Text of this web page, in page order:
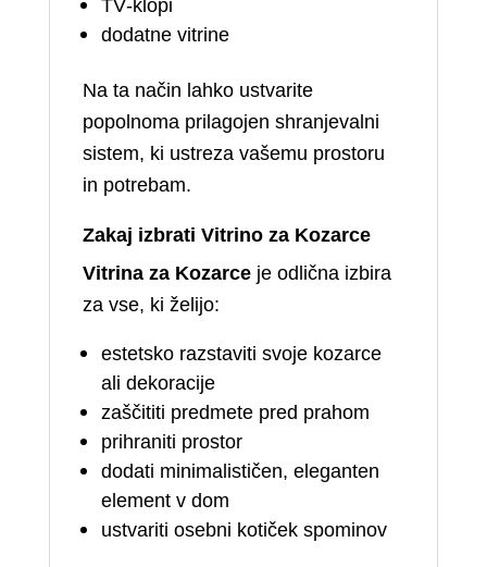
TV‑klopi
dodatne vitrine
Na ta način lahko ustvarite
popolnoma prilagojen shranjevalni
sistem, ki ustreza vašemu prostoru
in potrebam.
Zakaj izbrati Vitrino za Kozarce
Vitrina za Kozarceje odlična izbira
za vse, ki želijo:
estetsko razstaviti svoje kozarce
ali dekoracije
zaščititi predmete pred prahom
prihraniti prostor
dodati minimalističen, eleganten
element v dom
ustvariti osebni kotiček spominov